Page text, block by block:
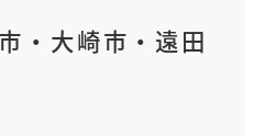
・ 大崎市 ・ 遠田